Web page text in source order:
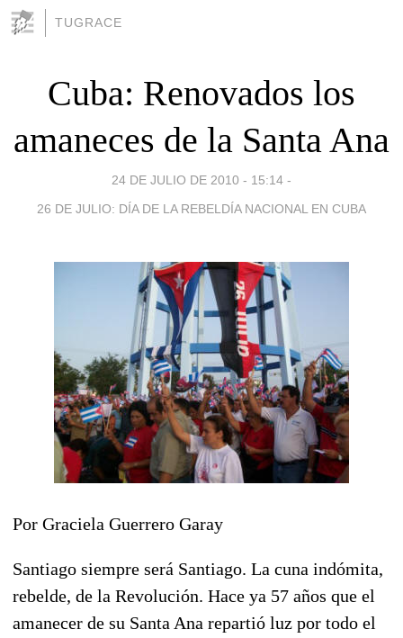
TUGRACE
Cuba: Renovados los
amaneces de la Santa Ana
24 DE JULIO DE 2010 - 15:14 -
26 DE JULIO: DÍA DE LA REBELDÍA NACIONAL EN CUBA
Por Graciela Guerrero Garay
Santiago siempre será Santiago. La cuna indómita,
rebelde, de la Revolución. Hace ya 57 años que el
amanecer de su Santa Ana repartió luz por todo el